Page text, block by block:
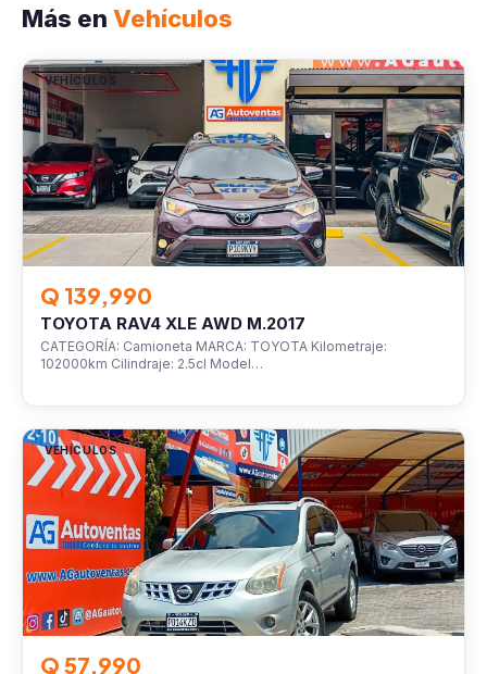
Más en Vehículos
VEHÍCULOS
Q 139,990
TOYOTA RAV4 XLE AWD M.2017
CATEGORÍA: Camioneta MARCA: TOYOTA Kilometraje:
102000km Cilindraje: 2.5cl Model…
VEHÍCULOS
Q 57,990